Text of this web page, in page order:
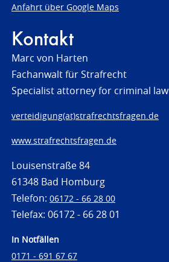
Anfahrt über Google Maps
Kontakt
Marc von Harten
Fachanwalt für Strafrecht
Specialist attorney for criminal law
verteidigung(at)strafrechtsfragen.de
www.strafrechtsfragen.de
Louisenstraße 84
61348 Bad Homburg
Telefon: 06172 - 66 28 00
Telefax: 06172 - 66 28 01
In Notfällen
0171 - 691 67 67